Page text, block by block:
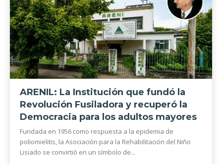
ARENIL: La Institución que fundó la
Revolución Fusiladora y recuperó la
Democracia para los adultos mayores
Fundada en 1956 como respuesta a la epidemia de
poliomielitis, la Asociación para la Rehabilitación del Niño
Lisiado se convirtió en un símbolo de...